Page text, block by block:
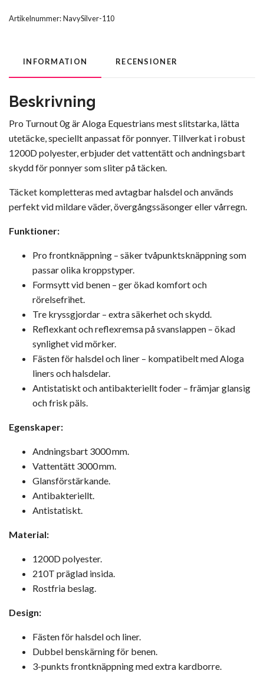
Artikelnummer:NavySilver-110
INFORMATION RECENSIONER
Beskrivning
Pro Turnout 0g är Aloga Equestrians mest slitstarka, lätta
utetäcke, speciellt anpassat för ponnyer. Tillverkat i robust
1200D polyester, erbjuder det vattentätt och andningsbart
skydd för ponnyer som sliter på täcken.
Täcket kompletteras med avtagbar halsdel och används
perfekt vid mildare väder, övergångssäsonger eller vårregn.
Funktioner:
Pro frontknäppning – säker tvåpunktsknäppning som
passar olika kroppstyper.
Formsytt vid benen – ger ökad komfort och
rörelsefrihet.
Tre kryssgjordar – extra säkerhet och skydd.
Reflexkant och reflexremsa på svanslappen – ökad
synlighet vid mörker.
Fästen för halsdel och liner – kompatibelt med Aloga
liners och halsdelar.
Antistatiskt och antibakteriellt foder – främjar glansig
och frisk päls.
Egenskaper:
Andningsbart 3000 mm.
Vattentätt 3000 mm.
Glansförstärkande.
Antibakteriellt.
Antistatiskt.
Material:
1200D polyester.
210T präglad insida.
Rostfria beslag.
Design:
Fästen för halsdel och liner.
Dubbel benskärning för benen.
3-punkts frontknäppning med extra kardborre.